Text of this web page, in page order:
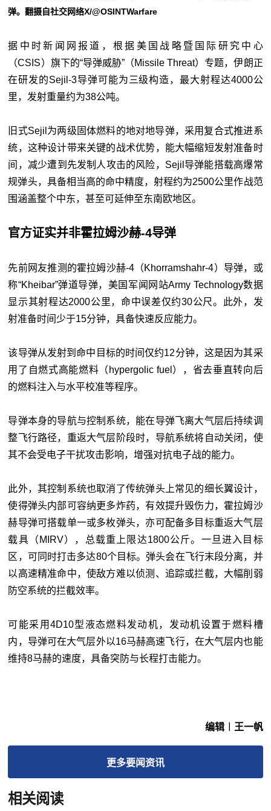
弹。翻摄自社交网络X/@OSINTWarfare
据中时新闻网报道，根据美国战略暨国际研究中心
（CSIS）旗下的“导弹威胁”（Missile Threat）专题，伊朗正
在研发的Sejil-3导弹可能为三级构造，最大射程达4000公
里，发射重量约为38公吨。
旧式Sejil为两级固体燃料的地对地导弹，采用复合式推进系
统，这种设计带来关键的战术优势，能大幅缩短发射准备时
间，减少遭到先发制人攻击的风险，Sejil导弹能搭载高爆常
规弹头，具备相当高的命中精度，射程约为2500公里作战范
围涵盖整个中东，甚至可延伸至东南欧地区。
官方证实并非霍拉姆沙赫-4导弹
先前网友推测的霍拉姆沙赫-4（Khorramshahr-4）导弹，或
称“Kheibar”弹道导弹，美国军闻网站Army Technology数据
显示其射程达2000公里，命中误差仅约30公尺。此外，发
射准备时间少于15分钟，具备快速反应能力。
该导弹从发射到命中目标的时间仅约12分钟，这是因为其采
用了自燃式高能燃料（hypergolic fuel），省去垂直转向后
的燃料注入与水平校准等程序。
导弹本身的导航与控制系统，能在导弹飞离大气层后持续调
整飞行路径，重返大气层阶段时，导航系统将自动关闭，使
其不会受电子干扰攻击影响，增强对抗电子战的能力。
此外，其控制系统也取消了传统弹头上常见的细长翼设计，
使得弹头内部可容纳更多炸药，有效提升毁伤力，霍拉姆沙
赫导弹可搭载单一或多枚弹头，亦可配备多目标重返大气层
载具（MIRV），总载重上限达1800公斤。一旦进入目标
区，可同时打击多达80个目标。弹头会在飞行末段分离，并
以高速精准命中，使敌方难以侦测、追踪或拦截，大幅削弱
防空系统的拦截效率。
可能采用4D10型液态燃料发动机，发动机设置于燃料槽
内，导弹可在大气层外以16马赫高速飞行，在大气层内也能
维持8马赫的速度，具备突防与长程打击能力。
编辑︱王一帆
更多要闻资讯
相关阅读